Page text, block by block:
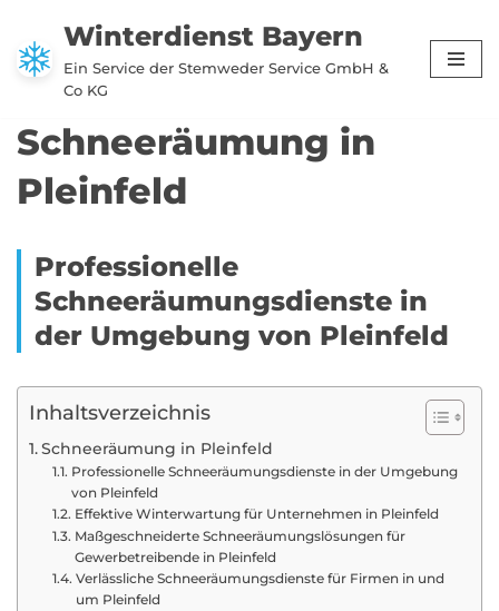
Zum
Inhalt
Winterdienst Bayern
Ein Service der Stemweder Service GmbH &
Co KG
Schneeräumung in
Pleinfeld
Professionelle
Schneeräumungsdienste in
der Umgebung von Pleinfeld
Inhaltsverzeichnis
Schneeräumung in Pleinfeld
Professionelle Schneeräumungsdienste in der Umgebung
von Pleinfeld
Effektive Winterwartung für Unternehmen in Pleinfeld
Maßgeschneiderte Schneeräumungslösungen für
Gewerbetreibende in Pleinfeld
Verlässliche Schneeräumungsdienste für Firmen in und
um Pleinfeld